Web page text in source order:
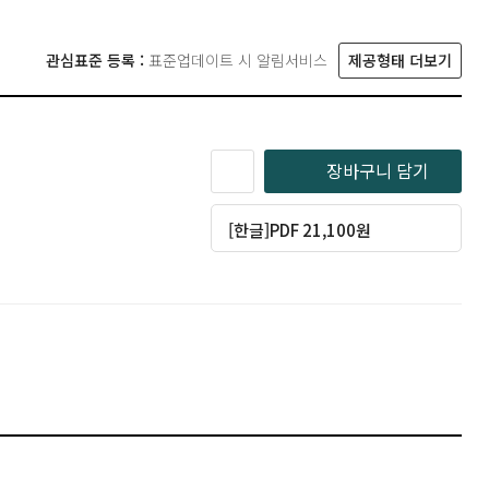
관심표준 등록 : 표준업데이트 시 알림서비스 제공형태 더보기
장바구니 담기
[한글]PDF 21,100원